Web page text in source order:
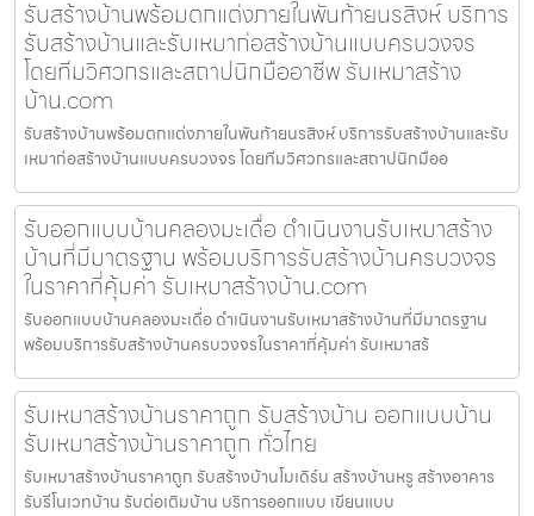
รับสร้างบ้านพร้อมตกแต่งภายในพันท้ายนรสิงห์ บริการ
รับสร้างบ้านและรับเหมาก่อสร้างบ้านแบบครบวงจร
โดยทีมวิศวกรและสถาปนิกมืออาชีพ รับเหมาสร้าง
บ้าน.com
รับสร้างบ้านพร้อมตกแต่งภายในพันท้ายนรสิงห์ บริการรับสร้างบ้านและรับ
เหมาก่อสร้างบ้านแบบครบวงจร โดยทีมวิศวกรและสถาปนิกมืออ
รับออกแบบบ้านคลองมะเดื่อ ดำเนินงานรับเหมาสร้าง
บ้านที่มีมาตรฐาน พร้อมบริการรับสร้างบ้านครบวงจร
ในราคาที่คุ้มค่า รับเหมาสร้างบ้าน.com
รับออกแบบบ้านคลองมะเดื่อ ดำเนินงานรับเหมาสร้างบ้านที่มีมาตรฐาน
พร้อมบริการรับสร้างบ้านครบวงจรในราคาที่คุ้มค่า รับเหมาสร้
รับเหมาสร้างบ้านราคาถูก รับสร้างบ้าน ออกแบบบ้าน
รับเหมาสร้างบ้านราคาถูก ทั่วไทย
รับเหมาสร้างบ้านราคาถูก รับสร้างบ้านโมเดิร์น สร้างบ้านหรู สร้างอาคาร
รับรีโนเวทบ้าน รับต่อเติมบ้าน บริการออกแบบ เขียนแบบ